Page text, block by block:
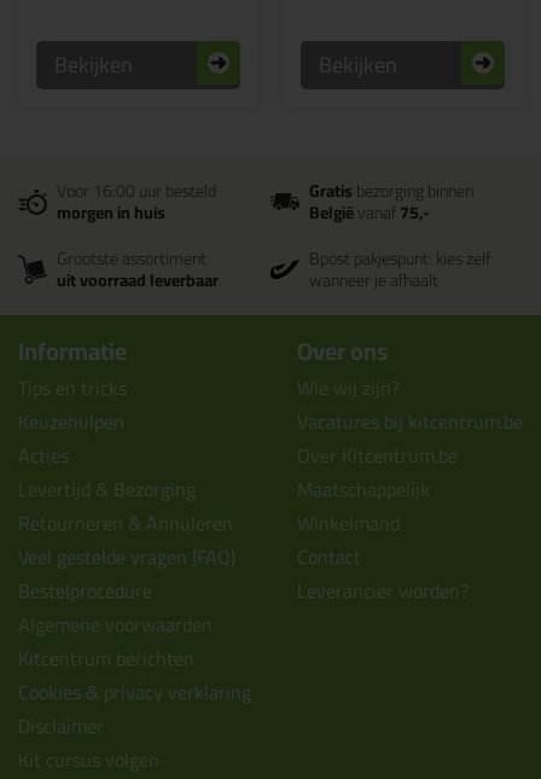
Bekijken Bekijken
Voor 16:00 uur besteld
morgen in huis
Gratisbezorging binnen
Belgiëvanaf75,-
Grootste assortiment
uit voorraad leverbaar
Bpost pakjespunt: kies zelf
wanneer je afhaalt
Informatie
Tips en tricks
Keuzehulpen
Acties
Levertijd & Bezorging
Retourneren & Annuleren
Veel gestelde vragen (FAQ)
Bestelprocedure
Algemene voorwaarden
Kitcentrum berichten
Cookies & privacy verklaring
Disclaimer
Kit cursus volgen
Over ons
Wie wij zijn?
Vacatures bij kitcentrum.be
Over Kitcentrum.be
Maatschappelijk
Winkelmand
Contact
Leverancier worden?